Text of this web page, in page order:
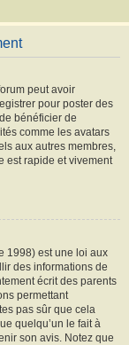
peut avoir
pour poster des
bénéficier de
comme les avatars
aux autres membres,
est rapide et vivement
1998) est une loi aux
des informations de
écrit des parents
permettant
pas sûr que cela
quelqu’un le fait à
son avis. Notez que